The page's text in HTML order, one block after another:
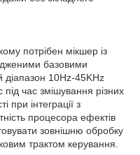
потрібен мікшер із
базовими
10Hz-45KHz
час змішування різних
при інтеграції з
процесора ефектів
зовнішню обробку
трактом керування.